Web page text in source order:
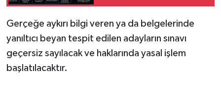
Gerçeğe aykırı bilgi veren ya da belgelerinde
yanıltıcı beyan tespit edilen adayların sınavı
geçersiz sayılacak ve haklarında yasal işlem
başlatılacaktır.